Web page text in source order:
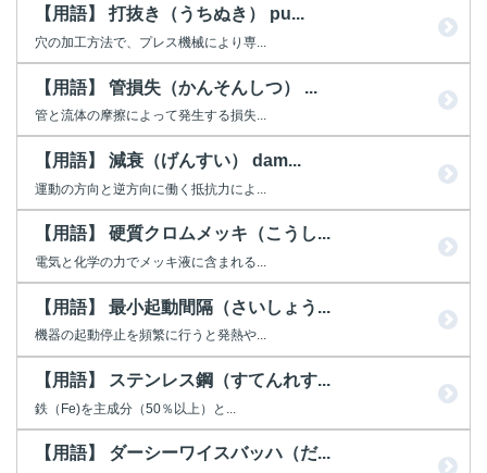
【用語】 打抜き（うちぬき） pu...
穴の加工方法で、プレス機械により専...
【用語】 管損失（かんそんしつ） ...
管と流体の摩擦によって発生する損失...
【用語】 減衰（げんすい） dam...
運動の方向と逆方向に働く抵抗力によ...
【用語】 硬質クロムメッキ（こうし...
電気と化学の力でメッキ液に含まれる...
【用語】 最小起動間隔（さいしょう...
機器の起動停止を頻繁に行うと発熱や...
【用語】 ステンレス鋼（すてんれす...
鉄（Fe)を主成分（50％以上）と...
【用語】 ダーシーワイスバッハ（だ...